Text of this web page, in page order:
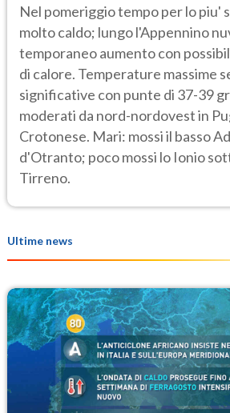
Nel pomeriggio tempo per lo piu'
molto caldo; lungo l'Appennino
temporaneo aumento con
di calore. Temperature massime
significative con punte di 37-39
moderati da nord-nordovest in
Crotonese. Mari: mossi il basso
d'Otranto; poco mossi lo Ionio
Tirreno.
Ultime news